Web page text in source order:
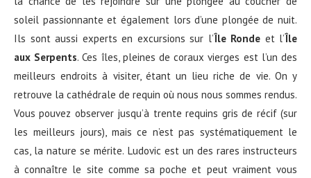
soleil passionnante et également lors d’une plongée de nuit.
Ils sont aussi experts en excursions sur l’Île Ronde et l’Île
aux Serpents. Ces îles, pleines de coraux vierges est l’un des
meilleurs endroits à visiter, étant un lieu riche de vie. On y
retrouve la cathédrale de requin où nous nous sommes rendus.
Vous pouvez observer jusqu’à trente requins gris de récif (sur
les meilleurs jours), mais ce n’est pas systématiquement le
cas, la nature se mérite. Ludovic est un des rares instructeurs
à connaître le site comme sa poche et peut vraiment vous